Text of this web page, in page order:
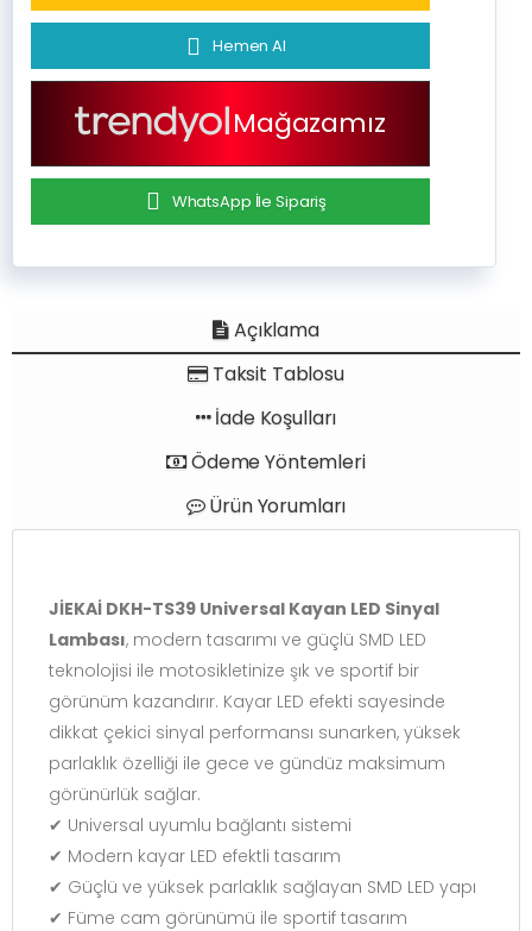
Hemen Al
Mağazamız
WhatsApp İle Sipariş
Açıklama
Taksit Tablosu
İade Koşulları
Ödeme Yöntemleri
Ürün Yorumları
JİEKAİ DKH-TS39 Universal Kayan LED Sinyal
Lambası, modern tasarımı ve güçlü SMD LED
teknolojisi ile motosikletinize şık ve sportif bir
görünüm kazandırır. Kayar LED efekti sayesinde
dikkat çekici sinyal performansı sunarken, yüksek
parlaklık özelliği ile gece ve gündüz maksimum
görünürlük sağlar.
✔ Universal uyumlu bağlantı sistemi
✔ Modern kayar LED efektli tasarım
✔ Güçlü ve yüksek parlaklık sağlayan SMD LED yapı
✔ Füme cam görünümü ile sportif tasarım